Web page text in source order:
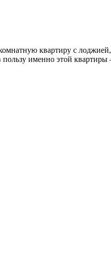
квартиру с
пользу именно этой